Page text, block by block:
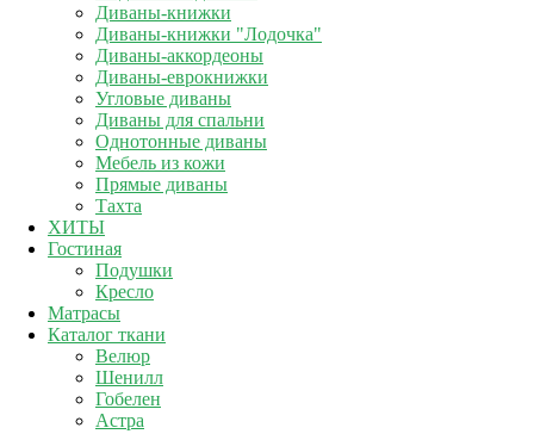
Диваны-книжки
Диваны-книжки "Лодочка"
Диваны-аккордеоны
Диваны-еврокнижки
Угловые диваны
Диваны для спальни
Однотонные диваны
Мебель из кожи
Прямые диваны
Тахта
ХИТЫ
Гостиная
Подушки
Кресло
Матрасы
Каталог ткани
Велюр
Шенилл
Гобелен
Астра